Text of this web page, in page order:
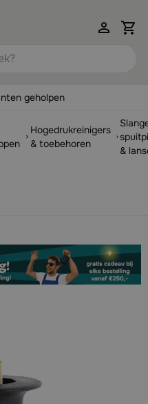
geholpen
Hogedrukreinigers
& toebehoren
&